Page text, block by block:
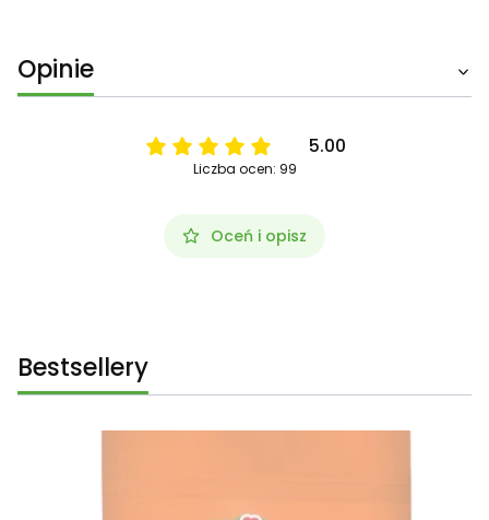
Opinie
5.00
Liczba ocen: 99
Oceń i opisz
Bestsellery